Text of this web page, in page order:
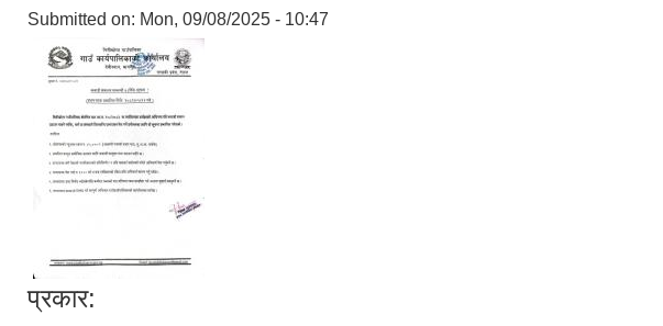
Submitted on: Mon, 09/08/2025 - 10:47
प्रकार: